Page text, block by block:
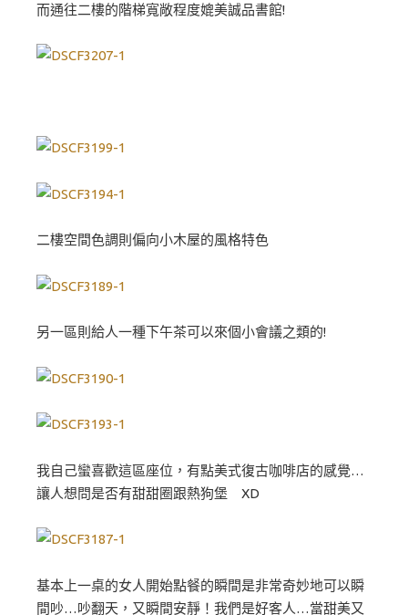
而通往二樓的階梯寬敞程度媲美誠品書館!
二樓空間色調則偏向小木屋的風格特色
另一區則給人一種下午茶可以來個小會議之類的!
我自己蠻喜歡這區座位，有點美式復古咖啡店的感覺…
讓人想問是否有甜甜圈跟熱狗堡 XD
基本上一桌的女人開始點餐的瞬間是非常奇妙地可以瞬
間吵…吵翻天，又瞬間安靜！我們是好客人…當甜美又